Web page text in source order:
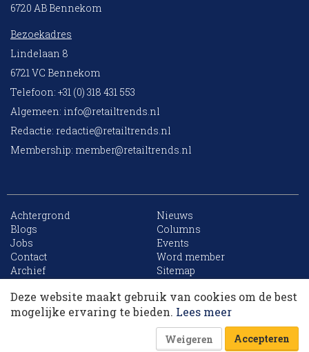
6720 AB Bennekom
Bezoekadres
Lindelaan 8
6721 VC Bennekom
Telefoon: +31 (0) 318 431 553
Algemeen: info@retailtrends.nl
Redactie: redactie@retailtrends.nl
Membership: member@retailtrends.nl
Achtergrond
Nieuws
Blogs
Columns
Jobs
Events
Contact
Word member
Archief
Sitemap
Website is powered by
Deze website maakt gebruik van cookies om de best
mogelijke ervaring te bieden. Lees meer
Weigeren Accepteren
Korting op events